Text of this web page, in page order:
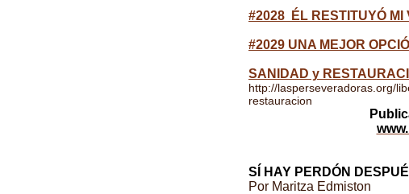
#2028 ÉL RESTITUYÓ MI
#2029 UNA MEJOR
SANIDAD y
http://lasperseveradoras.org/
restauracion
SÍ HAY PERDÓN
Por Maritza Edmiston